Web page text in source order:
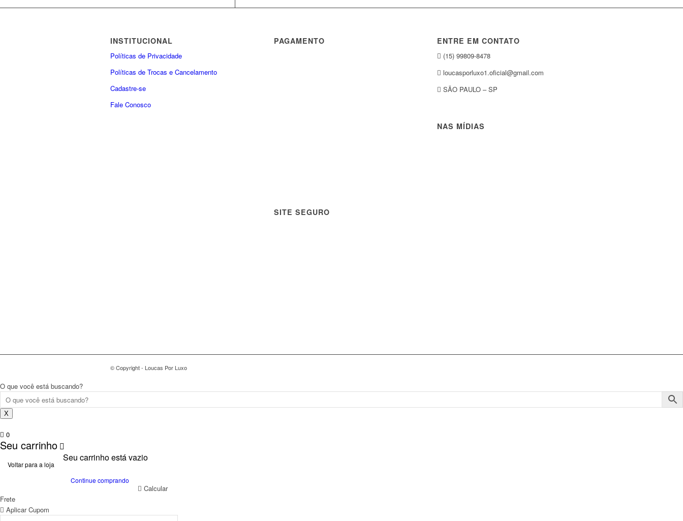
INSTITUCIONAL
Políticas de Privacidade
Políticas de Trocas e Cancelamento
Cadastre-se
Fale Conosco
PAGAMENTO
SITE SEGURO
ENTRE EM CONTATO
(15) 99809-8478
loucasporluxo1.oficial@gmail.com
SÃO PAULO – SP
NAS MÍDIAS
© Copyright - Loucas Por Luxo
O que você está buscando?
X
0
Seu carrinho
Seu carrinho está vazio
Voltar para a loja
Continue comprando
Calcular
Frete
Aplicar Cupom